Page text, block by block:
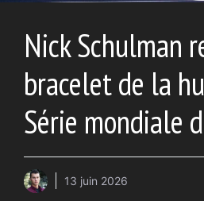
Nick Schulman
bracelet de la
Série mondiale
13 juin 2026